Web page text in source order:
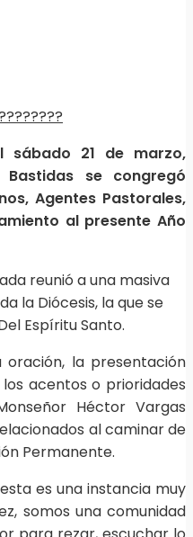
sábado 21 de marzo,
Bastidas se congregó
Agentes Pastorales,
al presente Año
reunió a una masiva
la Diócesis, la que se
Espíritu Santo.
la presentación
acentos o prioridades
Héctor Vargas
al caminar de
Permanente.
es una instancia muy
somos una comunidad